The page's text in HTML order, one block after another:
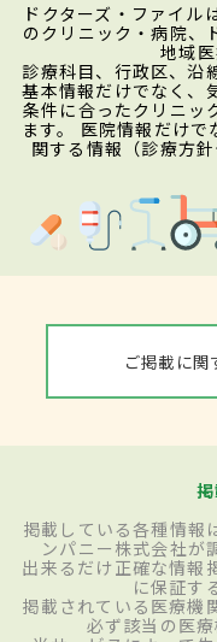
ドクターズ・ファイル
のクリニック・病院、
地域
診療科目、行政区、沿
基本情報だけでなく、
条件に合ったクリニッ
ます。 医院情報だけ
関する情報（診療方
ご掲載に関
掲載している各種情報
ンパニー株式会社が
出来るだけ正確な情報
に保証す
掲載されている医療機
必ず該当の医